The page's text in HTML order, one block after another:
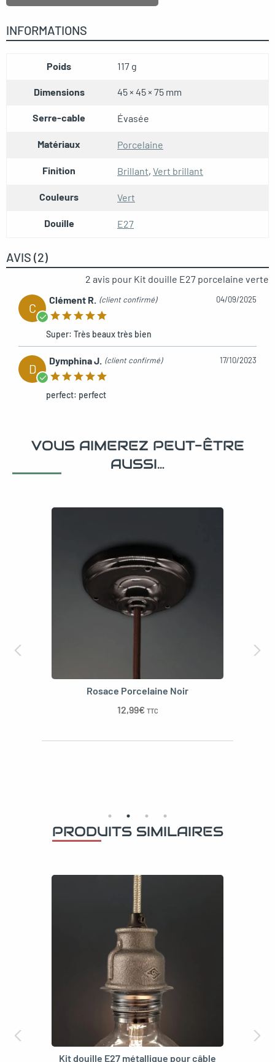
INFORMATIONS
Poids 117 g
Dimensions 45 × 45 × 75 mm
Serre-cable Évasée
Matériaux Porcelaine
Finition Brillant, Vert brillant
Couleurs Vert
Douille E27
AVIS (2)
2 avis pour Kit douille E27 porcelaine verte
C
Clément R. (client confirmé) 04/09/2025
Super: Très beaux très bien
D
Dymphina J. (client confirmé) 17/10/2023
perfect: perfect
VOUS AIMEREZ PEUT-ÊTRE
AUSSI…
Rosace Porcelaine Noir
12,99€ TTC
PRODUITS SIMILAIRES
Kit douille E27 métallique pour câble